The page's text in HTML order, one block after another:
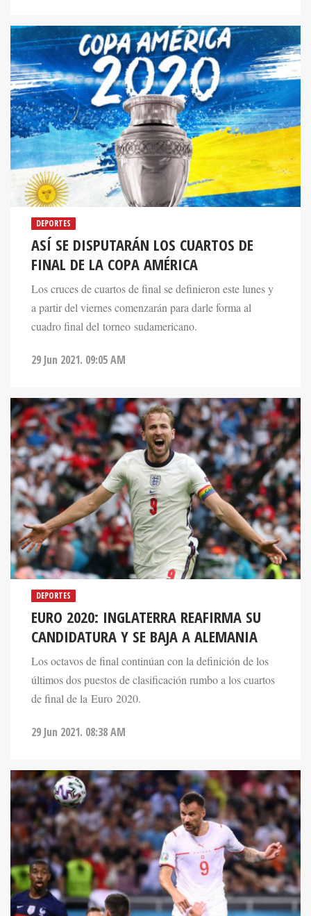
DEPORTES
ASÍ SE DISPUTARÁN LOS CUARTOS DE
FINAL DE LA COPA AMÉRICA
Los cruces de cuartos de final se definieron este lunes y
a partir del viernes comenzarán para darle forma al
cuadro final del torneo sudamericano.
29 Jun 2021. 09:05 AM
DEPORTES
EURO 2020: INGLATERRA REAFIRMA SU
CANDIDATURA Y SE BAJA A ALEMANIA
Los octavos de final continúan con la definición de los
últimos dos puestos de clasificación rumbo a los cuartos
de final de la Euro 2020.
29 Jun 2021. 08:38 AM